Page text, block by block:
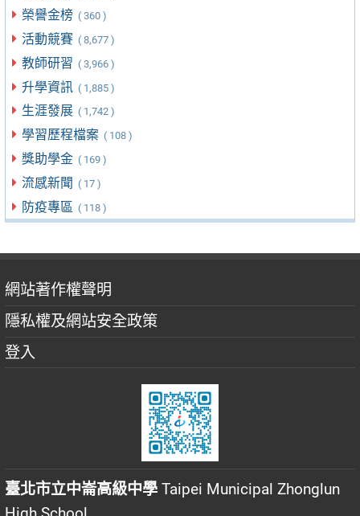
榮譽金榜 ( 360 )
活動競賽 ( 8,677 )
教師研習 ( 3,966 )
升學資訊 ( 1,885 )
生涯發展 ( 1,742 )
學習歷程檔案 ( 108 )
獎助學金 ( 169 )
流感新聞 ( 17 )
防疫專區 ( 118 )
網站著作權聲明
隱私權及網站安全政策
登入
臺北市立中崙高級中學 Taipei Municipal Zhonglun